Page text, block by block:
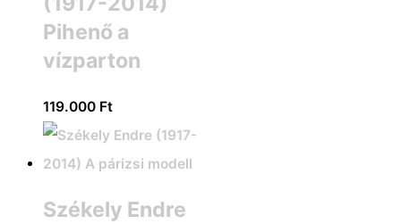
Pihenő a
vízparton
119.000 Ft
Székely Endre